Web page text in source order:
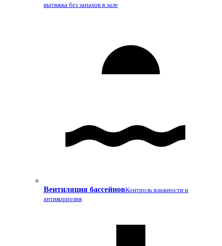
вытяжка без запахов в зале
Вентиляция бассейновКонтроль влажности и
антикоррозия